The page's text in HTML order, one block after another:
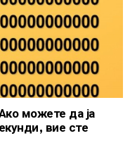
можете да ја
вие сте